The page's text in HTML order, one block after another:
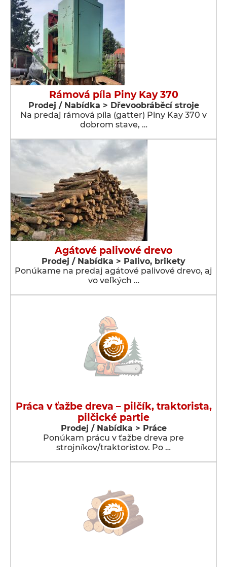
Rámová píla Piny Kay 370
Prodej / Nabídka > Dřevoobráběcí stroje
Na predaj rámová píla (gatter) Piny Kay 370 v
dobrom stave, …
Agátové palivové drevo
Prodej / Nabídka > Palivo, brikety
Ponúkame na predaj agátové palivové drevo, aj
vo veľkých …
Práca v ťažbe dreva – pilčík, traktorista,
pilčické partie
Prodej / Nabídka > Práce
Ponúkam prácu v ťažbe dreva pre
strojníkov/traktoristov. Po …